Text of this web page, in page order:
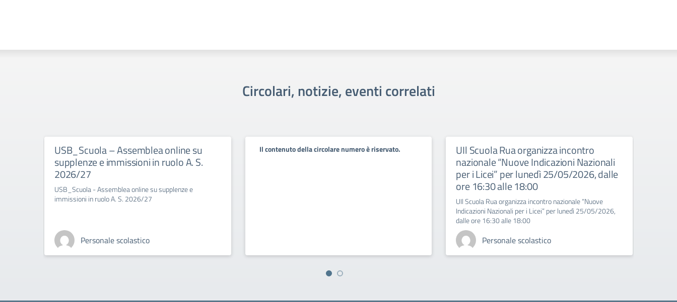
Circolari, notizie, eventi correlati
USB_Scuola – Assemblea online su
supplenze e immissioni in ruolo A. S.
2026/27
USB_Scuola - Assemblea online su supplenze e
immissioni in ruolo A. S. 2026/27
Personale scolastico
Il contenuto della circolare numero è riservato. UIl Scuola Rua organizza incontro
nazionale “Nuove Indicazioni Nazionali
per i Licei” per lunedì 25/05/2026, dalle
ore 16:30 alle 18:00
UIl Scuola Rua organizza incontro nazionale “Nuove
Indicazioni Nazionali per i Licei” per lunedì 25/05/2026,
dalle ore 16:30 alle 18:00
Personale scolastico